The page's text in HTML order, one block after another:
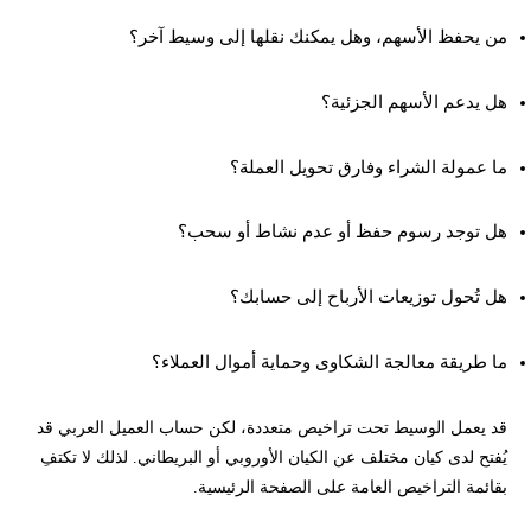
من يحفظ الأسهم، وهل يمكنك نقلها إلى وسيط آخر؟
هل يدعم الأسهم الجزئية؟
ما عمولة الشراء وفارق تحويل العملة؟
هل توجد رسوم حفظ أو عدم نشاط أو سحب؟
هل تُحول توزيعات الأرباح إلى حسابك؟
ما طريقة معالجة الشكاوى وحماية أموال العملاء؟
قد يعمل الوسيط تحت تراخيص متعددة، لكن حساب العميل العربي قد
يُفتح لدى كيان مختلف عن الكيان الأوروبي أو البريطاني. لذلك لا تكتفِ
بقائمة التراخيص العامة على الصفحة الرئيسية.